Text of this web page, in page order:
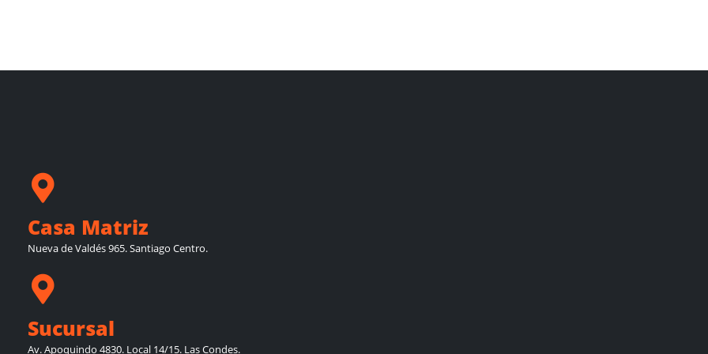
Casa Matriz
Nueva de Valdés 965. Santiago Centro.
Sucursal
Av. Apoquindo 4830. Local 14/15. Las Condes.